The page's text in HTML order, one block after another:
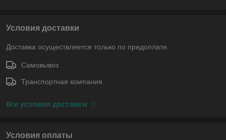
Условия доставки
Доставка осуществляется только по предоплате.
Самовывоз
Транспортная компания
Все условия доставки
Условия оплаты